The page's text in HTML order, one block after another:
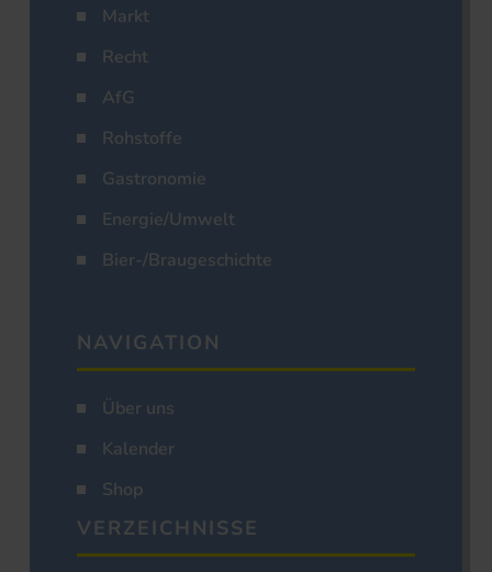
Markt
Recht
AfG
Rohstoffe
Gastronomie
Energie/Umwelt
Bier-/Braugeschichte
NAVIGATION
Über uns
Kalender
Shop
VERZEICHNISSE